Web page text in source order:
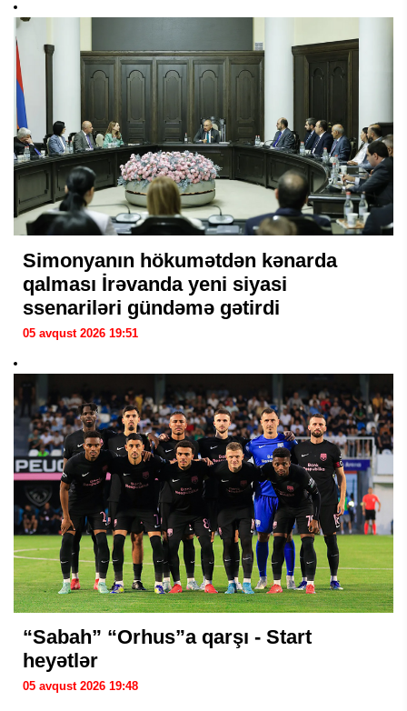
Simonyanın hökumətdən kənarda
qalması İrəvanda yeni siyasi
ssenariləri gündəmə gətirdi
05 avqust 2026 19:51
“Sabah” “Orhus”a qarşı - Start
heyətlər
05 avqust 2026 19:48